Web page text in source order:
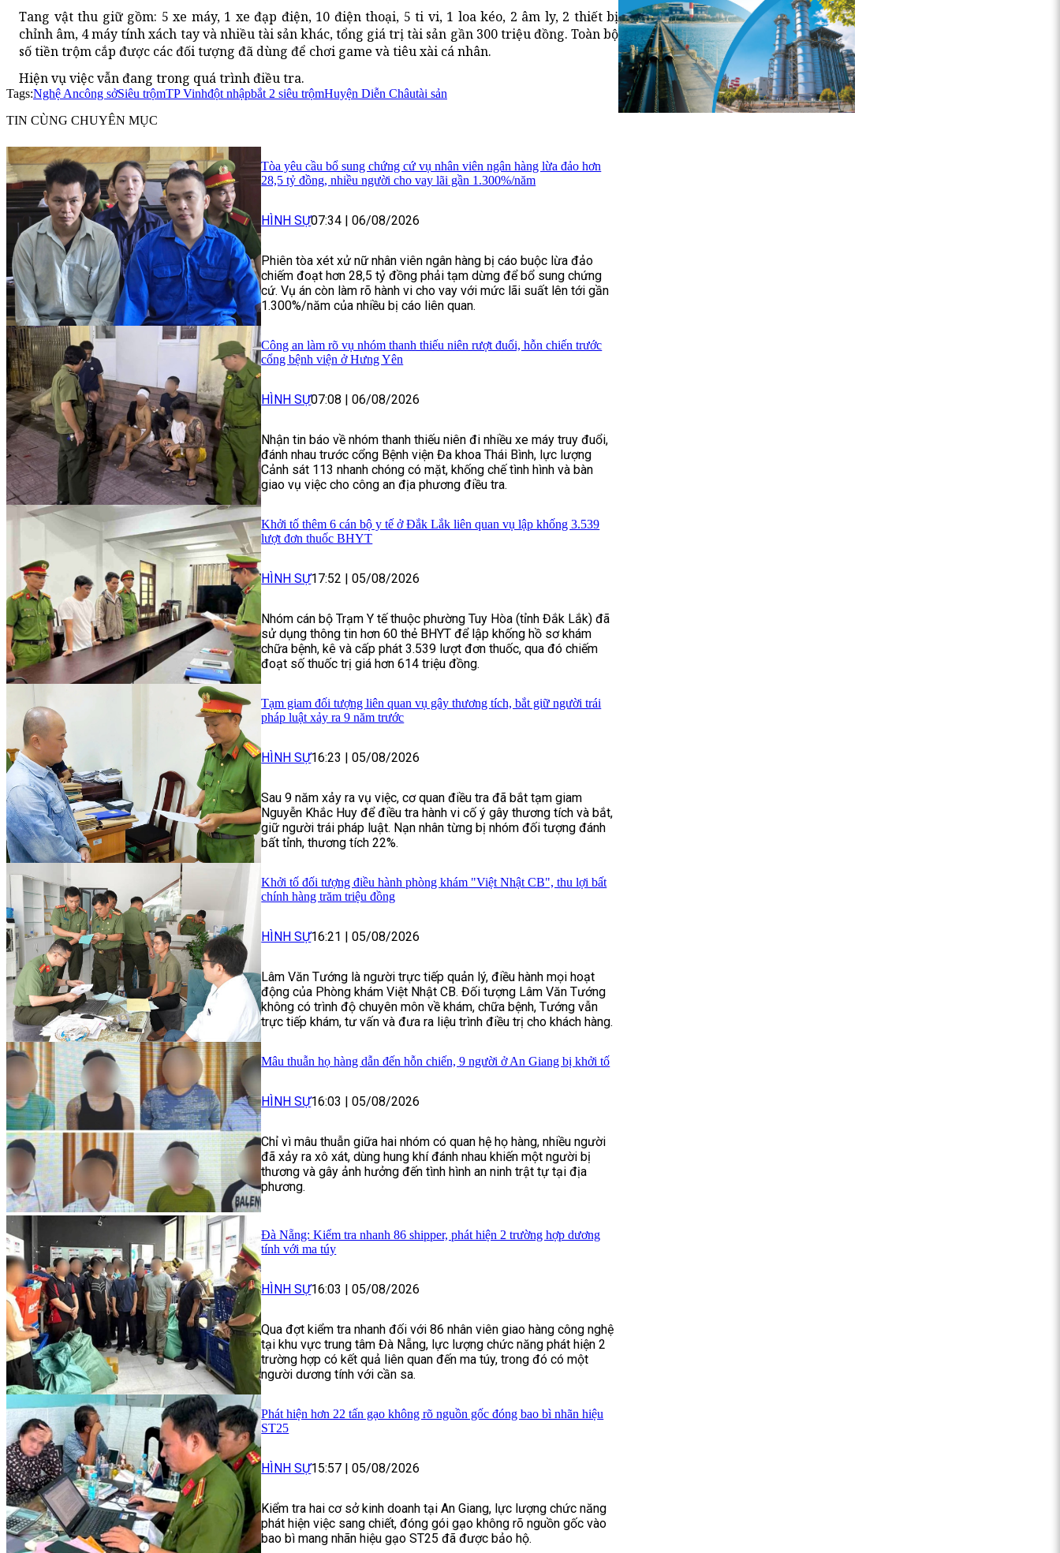
Tang vật thu giữ gồm: 5 xe máy, 1 xe đạp điện, 10 điện thoại, 5 ti vi, 1 loa kéo, 2 âm ly, 2 thiết bị
chỉnh âm, 4 máy tính xách tay và nhiều tài sản khác, tổng giá trị tài sản gần 300 triệu đồng. Toàn bộ
số tiền trộm cắp được các đối tượng đã dùng để chơi game và tiêu xài cá nhân.
Hiện vụ việc vẫn đang trong quá trình điều tra.
Tags:Nghệ Ancông sởSiêu trộmTP Vinhđột nhậpbắt 2 siêu trộmHuyện Diễn Châutài sản
TIN CÙNG CHUYÊN MỤC
Tòa yêu cầu bổ sung chứng cứ vụ nhân viên ngân hàng lừa đảo hơn
28,5 tỷ đồng, nhiều người cho vay lãi gần 1.300%/năm
HÌNH SỰ07:34 06/08/2026
Phiên tòa xét xử nữ nhân viên ngân hàng bị cáo buộc lừa đảo
chiếm đoạt hơn 28,5 tỷ đồng phải tạm dừng để bổ sung chứng
cứ. Vụ án còn làm rõ hành vi cho vay với mức lãi suất lên tới gần
1.300%/năm của nhiều bị cáo liên quan.
Công an làm rõ vụ nhóm thanh thiếu niên rượt đuổi, hỗn chiến trước
cổng bệnh viện ở Hưng Yên
HÌNH SỰ07:08 06/08/2026
Nhận tin báo về nhóm thanh thiếu niên đi nhiều xe máy truy đuổi,
đánh nhau trước cổng Bệnh viện Đa khoa Thái Bình, lực lượng
Cảnh sát 113 nhanh chóng có mặt, khống chế tình hình và bàn
giao vụ việc cho công an địa phương điều tra.
Khởi tố thêm 6 cán bộ y tế ở Đắk Lắk liên quan vụ lập khống 3.539
lượt đơn thuốc BHYT
HÌNH SỰ17:52 05/08/2026
Nhóm cán bộ Trạm Y tế thuộc phường Tuy Hòa (tỉnh Đắk Lắk) đã
sử dụng thông tin hơn 60 thẻ BHYT để lập khống hồ sơ khám
chữa bệnh, kê và cấp phát 3.539 lượt đơn thuốc, qua đó chiếm
đoạt số thuốc trị giá hơn 614 triệu đồng.
Tạm giam đối tượng liên quan vụ gây thương tích, bắt giữ người trái
pháp luật xảy ra 9 năm trước
HÌNH SỰ16:23 05/08/2026
Sau 9 năm xảy ra vụ việc, cơ quan điều tra đã bắt tạm giam
Nguyễn Khắc Huy để điều tra hành vi cố ý gây thương tích và bắt,
giữ người trái pháp luật. Nạn nhân từng bị nhóm đối tượng đánh
bất tỉnh, thương tích 22%.
Khởi tố đối tượng điều hành phòng khám "Việt Nhật CB", thu lợi bất
chính hàng trăm triệu đồng
HÌNH SỰ16:21 05/08/2026
Lâm Văn Tướng là người trực tiếp quản lý, điều hành mọi hoạt
động của Phòng khám Việt Nhật CB. Đối tượng Lâm Văn Tướng
không có trình độ chuyên môn về khám, chữa bệnh, Tướng vẫn
trực tiếp khám, tư vấn và đưa ra liệu trình điều trị cho khách hàng.
Mâu thuẫn họ hàng dẫn đến hỗn chiến, 9 người ở An Giang bị khởi tố
HÌNH SỰ16:03 05/08/2026
Chỉ vì mâu thuẫn giữa hai nhóm có quan hệ họ hàng, nhiều người
đã xảy ra xô xát, dùng hung khí đánh nhau khiến một người bị
thương và gây ảnh hưởng đến tình hình an ninh trật tự tại địa
phương.
Đà Nẵng: Kiểm tra nhanh 86 shipper, phát hiện 2 trường hợp dương
tính với ma túy
HÌNH SỰ16:03 | 05/08/2026
Qua đợt kiểm tra nhanh đối với 86 nhân viên giao hàng công nghệ
tại khu vực trung tâm Đà Nẵng, lực lượng chức năng phát hiện 2
trường hợp có kết quả liên quan đến ma túy, trong đó có một
người dương tính với cần sa.
Phát hiện hơn 22 tấn gạo không rõ nguồn gốc đóng bao bì nhãn hiệu
ST25
HÌNH SỰ15:57 | 05/08/2026
Kiểm tra hai cơ sở kinh doanh tại An Giang, lực lượng chức năng
phát hiện việc sang chiết, đóng gói gạo không rõ nguồn gốc vào
bao bì mang nhãn hiệu gạo ST25 đã được bảo hộ.